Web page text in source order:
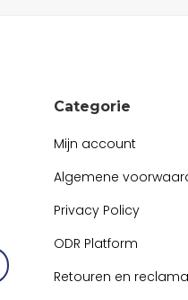
Categorie
Mijn account
Algemene
Privacy Policy
ODR Platform
Retouren en